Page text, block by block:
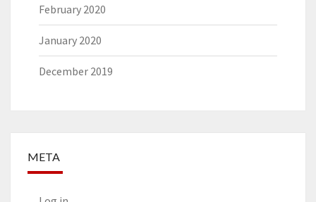
February 2020
January 2020
December 2019
META